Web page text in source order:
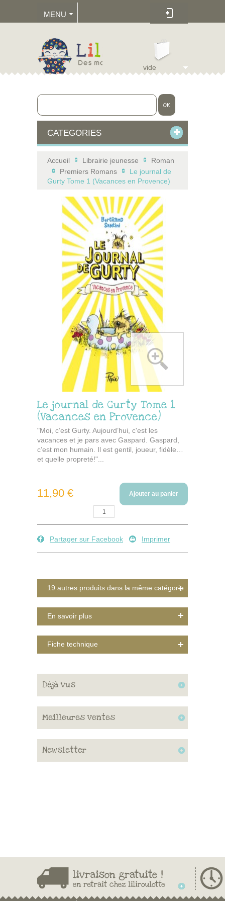
vide
MENU
CATEGORIES
OK
Accueil Librairie jeunesse
Roman
Premiers Romans
Le journal de
Gurty Tome 1 (Vacances en Provence)
Le journal de Gurty Tome 1
(Vacances en Provence)
"Moi, c’est Gurty. Aujourd’hui, c'est les
vacances et je pars avec Gaspard. Gaspard,
c’est mon humain. Il est gentil, joueur, fidèle…
et quelle propreté!"...
11,90 € Ajouter au panier
Partager sur Facebook Imprimer
19 autres produits dans la même catégorie :
En savoir plus
Fiche technique
Déjà vus
Meilleures ventes
Newsletter